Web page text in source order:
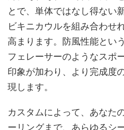
とで、単体ではなし得ない
ビキニカウルを組み合わせ
高まります。防風性能とい
フェレーサーのようなスポ
印象が加わり、より完成度
現します。
カスタムによって、あなた
ーリングまで、あらゆるシ